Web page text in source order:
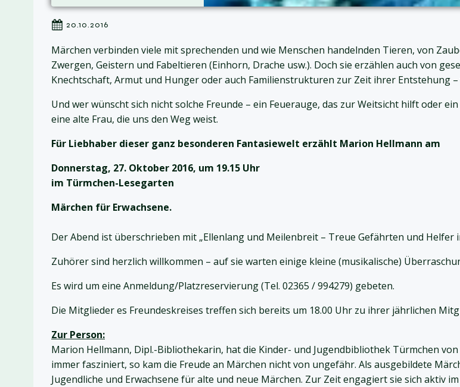
20.10.2016
Märchen verbinden viele mit sprechenden und wie Menschen handelnden Tieren, von
Zwergen, Geistern und Fabeltieren (Einhorn, Drache usw.). Doch sie erzählen auch von
Knechtschaft, Armut und Hunger oder auch Familienstrukturen zur Zeit ihrer Entstehung
Und wer wünscht sich nicht solche Freunde – ein Feuerauge, das zur Weitsicht hilft oder
eine alte Frau, die uns den Weg weist.
Für Liebhaber dieser ganz besonderen Fantasiewelt erzählt Marion Hellmann am
Donnerstag, 27. Oktober 2016, um 19.15 Uhr
im Türmchen-Lesegarten
Märchen für Erwachsene.
Der Abend ist überschrieben mit „Ellenlang und Meilenbreit – Treue Gefährten und Helfer
Zuhörer sind herzlich willkommen – auf sie warten einige kleine (musikalische)
Es wird um eine Anmeldung/Platzreservierung (Tel. 02365 / 994279) gebeten.
Die Mitglieder es Freundeskreises treffen sich bereits um 18.00 Uhr zu ihrer jährlichen
Zur Person:
Marion Hellmann, Dipl.-Bibliothekarin, hat die Kinder- und Jugendbibliothek Türmchen
immer fasziniert, so kam die Freude an Märchen nicht von ungefähr. Als ausgebildete
Jugendliche und Erwachsene für alte und neue Märchen. Zur Zeit engagiert sie sich aktiv